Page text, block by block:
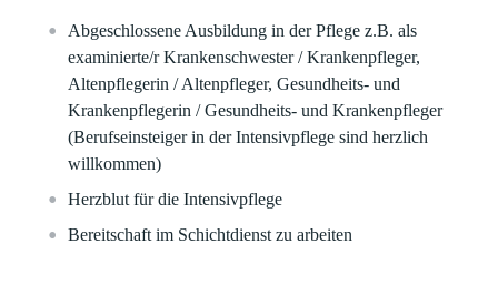
Abgeschlossene Ausbildung in der Pflege z.B. als
examinierte/r Krankenschwester / Krankenpfleger,
Altenpflegerin / Altenpfleger, Gesundheits- und
Krankenpflegerin / Gesundheits- und Krankenpfleger
(Berufseinsteiger in der Intensivpflege sind herzlich
willkommen)
Herzblut für die Intensivpflege
Bereitschaft im Schichtdienst zu arbeiten